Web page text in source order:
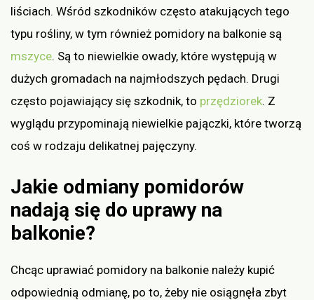
liściach. Wśród szkodników często atakujących tego
typu rośliny, w tym również pomidory na balkonie są
mszyce. Są to niewielkie owady, które występują w
dużych gromadach na najmłodszych pędach. Drugi
często pojawiający się szkodnik, to przędziorek. Z
wyglądu przypominają niewielkie pajączki, które tworzą
coś w rodzaju delikatnej pajęczyny.
Jakie odmiany pomidorów
nadają się do uprawy na
balkonie?
Chcąc uprawiać pomidory na balkonie należy kupić
odpowiednią odmianę, po to, żeby nie osiągnęła zbyt